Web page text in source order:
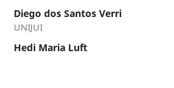
Diego dos Santos Verri
UNIJUI
Hedi Maria Luft